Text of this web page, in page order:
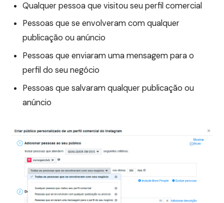
Qualquer pessoa que visitou seu perfil comercial
Pessoas que se envolveram com qualquer
publicação ou anúncio
Pessoas que enviaram uma mensagem para o
perfil do seu negócio
Pessoas que salvaram qualquer publicação ou
anúncio